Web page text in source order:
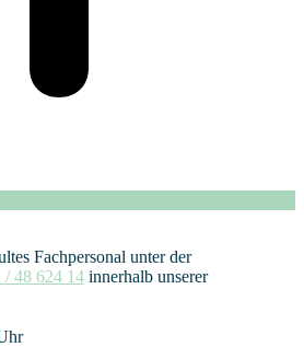
Fachpersonal unter der
/ 48 624 14 innerhalb unserer